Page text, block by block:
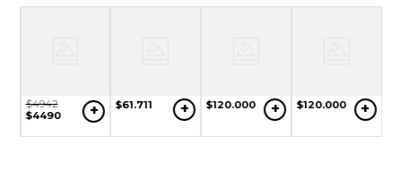
$4942
$4490 + $61.711 + $120.000 + $120.000 +